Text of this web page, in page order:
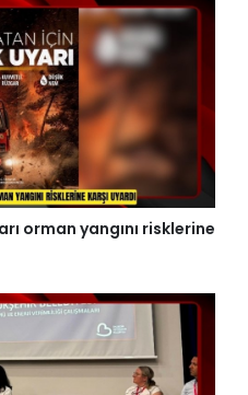
orman yangını risklerine